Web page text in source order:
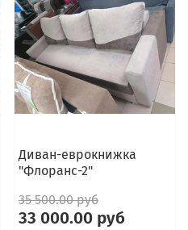
Диван-еврокнижка
"Флоранс-2"
35 500.00 руб
33 000.00 руб